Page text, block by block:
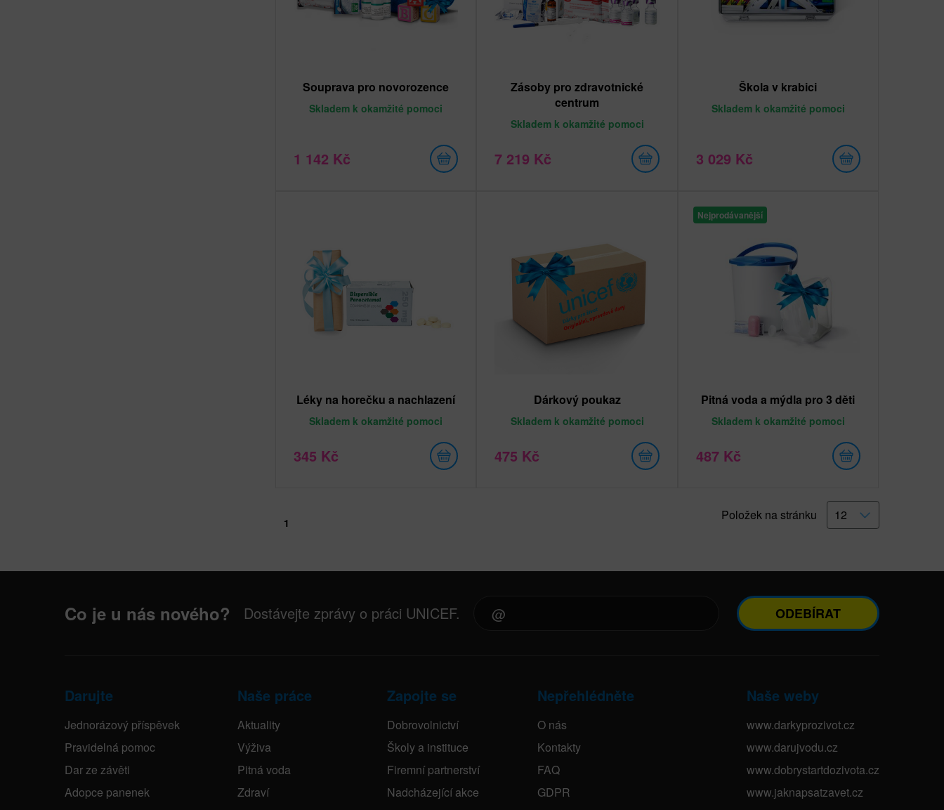
Souprava pro novorozence
Skladem k okamžité pomoci
1 142 Kč
Zásoby pro zdravotnické
centrum
Skladem k okamžité pomoci
7 219 Kč
Škola v krabici
Skladem k okamžité pomoci
3 029 Kč
Léky na horečku a nachlazení
Skladem k okamžité pomoci
345 Kč
Dárkový poukaz
Skladem k okamžité pomoci
475 Kč
Nejprodávanější
Pitná voda a mýdla pro 3 děti
Skladem k okamžité pomoci
487 Kč
1 Položek na stránku
Co je u nás nového? Dostávejte zprávy o práci UNICEF. ODEBÍRAT
Darujte
Jednorázový příspěvek
Pravidelná pomoc
Dar ze závěti
Adopce panenek
Naše práce
Aktuality
Výživa
Pitná voda
Zdraví
Zapojte se
Dobrovolnictví
Školy a instituce
Firemní partnerství
Nadcházející akce
Nepřehlédněte
O nás
Kontakty
FAQ
GDPR
Naše weby
www.darkyprozivot.cz
www.darujvodu.cz
www.dobrystartdozivota.cz
www.jaknapsatzavet.cz